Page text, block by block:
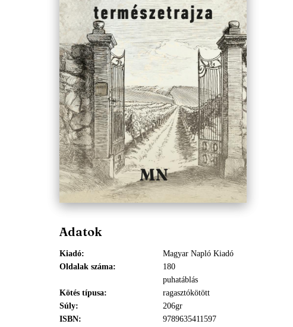
Adatok
Kiadó
Magyar Napló Kiadó
Oldalak száma
180
Kötés típusa
puhatáblás
ragasztókötött
Súly
206gr
ISBN
9789635411597